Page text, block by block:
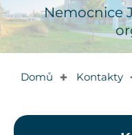
Nemocnice
Domů ✚ Kontakty